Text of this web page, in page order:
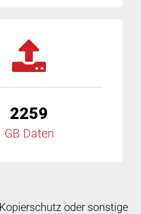
2259
GB Daten
oder sonstige